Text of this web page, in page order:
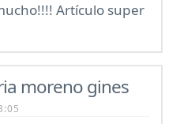
Artículo super
moreno gines